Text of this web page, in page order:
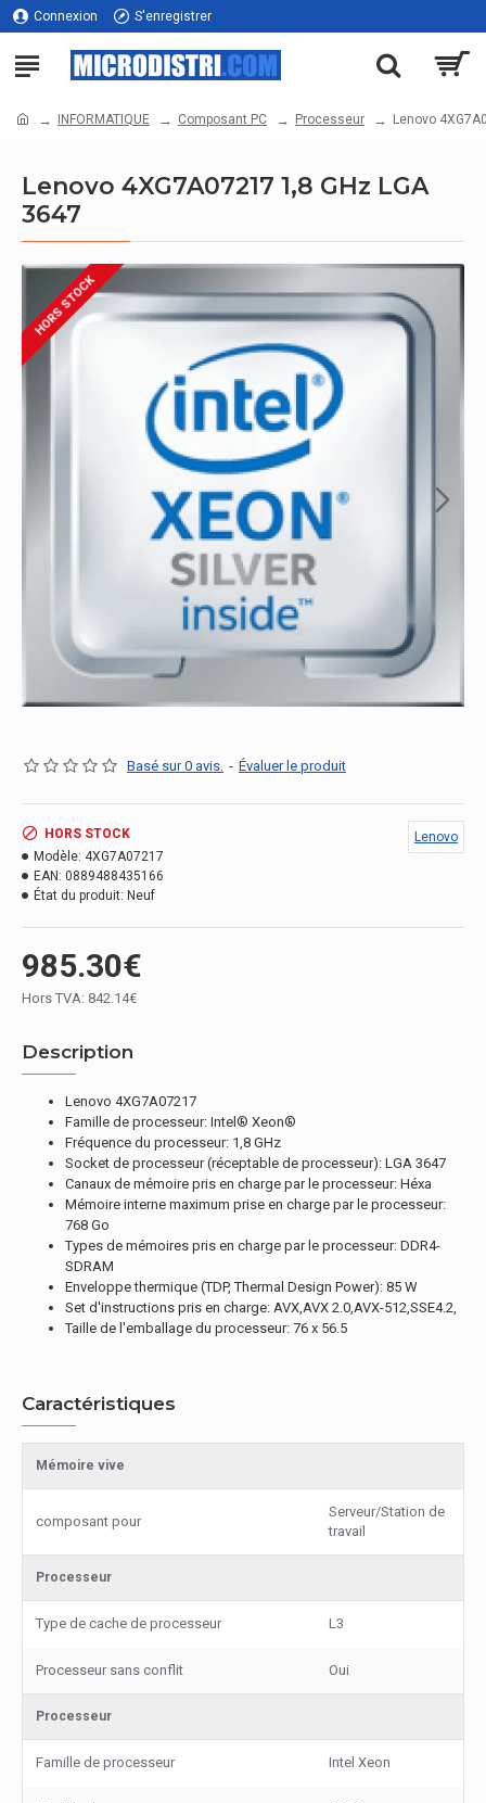
Connexion S'enregistrer
INFORMATIQUE Composant PC Processeur Lenovo
Lenovo 4XG7A07217 1,8 GHz LGA
3647
HORS STOCK
Basé sur 0 avis. - Évaluer le produit
985.30€
Hors TVA: 842.14€
HORS STOCK
Modèle: 4XG7A07217
EAN: 0889488435166
État du produit: Neuf
Lenovo
Description
Lenovo 4XG7A07217
Famille de processeur: Intel® Xeon®
Fréquence du processeur: 1,8 GHz
Socket de processeur (réceptable de processeur): LGA 3647
Canaux de mémoire pris en charge par le processeur: Héxa
Mémoire interne maximum prise en charge par le processeur:
768 Go
Types de mémoires pris en charge par le processeur: DDR4-
SDRAM
Enveloppe thermique (TDP, Thermal Design Power): 85 W
Set d'instructions pris en charge: AVX,AVX 2.0,AVX-512,SSE4.2,
Taille de l'emballage du processeur: 76 x 56.5
Caractéristiques
Mémoire vive
composant pour
Serveur/Station de
travail
Processeur
Type de cache de processeur L3
Processeur sans conflit Oui
Processeur
Famille de processeur Intel Xeon